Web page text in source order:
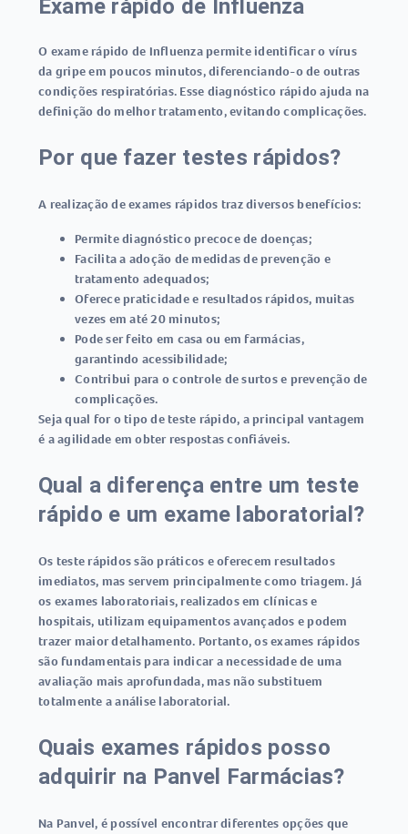
Exame rápido de Influenza
O exame rápido de Influenzapermite identificar o vírus
da gripe em poucos minutos, diferenciando-o de outras
condições respiratórias. Esse diagnóstico rápido ajuda na
definição do melhor tratamento, evitando complicações.
Por que fazer testes rápidos?
A realização de exames rápidos traz diversos benefícios:
Permite diagnóstico precoce de doenças;
Facilita a adoção de medidas de prevenção e
tratamento adequados;
Oferece praticidade e resultados rápidos, muitas
vezes em até 20 minutos;
Pode ser feito em casa ou em farmácias,
garantindo acessibilidade;
Contribui para o controle de surtos e prevenção de
complicações.
Seja qual for o tipo de teste rápido, a principal vantagem
é a agilidade em obter respostas confiáveis.
Qual a diferença entre um teste
rápido e um exame laboratorial?
Os teste rápidossão práticos e oferecem resultados
imediatos, mas servem principalmente como triagem. Já
os exames laboratoriais, realizados em clínicas e
hospitais, utilizam equipamentos avançados e podem
trazer maior detalhamento. Portanto, os exames rápidos
são fundamentais para indicar a necessidade de uma
avaliação mais aprofundada, mas não substituem
totalmente a análise laboratorial.
Quais exames rápidos posso
adquirir na Panvel Farmácias?
Na Panvel, é possível encontrar diferentes opções que